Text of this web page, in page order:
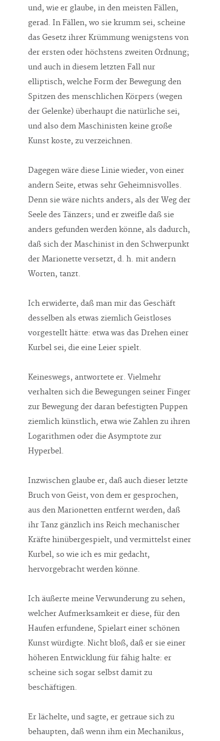
und, wie er glaube, in den meisten Fällen,
gerad. In Fällen, wo sie krumm sei, scheine
das Gesetz ihrer Krümmung wenigstens von
der ersten oder höchstens zweiten Ordnung;
und auch in diesem letzten Fall nur
elliptisch, welche Form der Bewegung den
Spitzen des menschlichen Körpers (wegen
der Gelenke) überhaupt die natürliche sei,
und also dem Maschinisten keine große
Kunst koste, zu verzeichnen.
Dagegen wäre diese Linie wieder, von einer
andern Seite, etwas sehr Geheimnisvolles.
Denn sie wäre nichts anders, als der Weg der
Seele des Tänzers; und er zweifle daß sie
anders gefunden werden könne, als dadurch,
daß sich der Maschinist in den Schwerpunkt
der Marionette versetzt, d. h. mit andern
Worten, tanzt.
Ich erwiderte, daß man mir das Geschäft
desselben als etwas ziemlich Geistloses
vorgestellt hätte: etwa was das Drehen einer
Kurbel sei, die eine Leier spielt.
Keineswegs, antwortete er. Vielmehr
verhalten sich die Bewegungen seiner Finger
zur Bewegung der daran befestigten Puppen
ziemlich künstlich, etwa wie Zahlen zu ihren
Logarithmen oder die Asymptote zur
Hyperbel.
Inzwischen glaube er, daß auch dieser letzte
Bruch von Geist, von dem er gesprochen,
aus den Marionetten entfernt werden, daß
ihr Tanz gänzlich ins Reich mechanischer
Kräfte hinübergespielt, und vermittelst einer
Kurbel, so wie ich es mir gedacht,
hervorgebracht werden könne.
Ich äußerte meine Verwunderung zu sehen,
welcher Aufmerksamkeit er diese, für den
Haufen erfundene, Spielart einer schönen
Kunst würdigte. Nicht bloß, daß er sie einer
höheren Entwicklung für fähig halte: er
scheine sich sogar selbst damit zu
beschäftigen.
Er lächelte, und sagte, er getraue sich zu
behaupten, daß wenn ihm ein Mechanikus,